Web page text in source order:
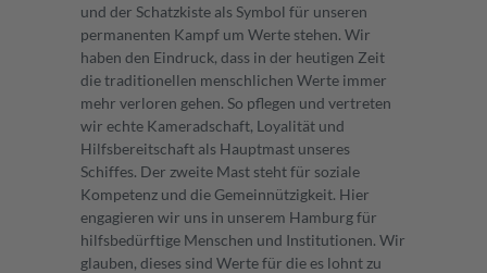
und der Schatzkiste als Symbol für unseren
permanenten Kampf um Werte stehen. Wir
haben den Eindruck, dass in der heutigen Zeit
die traditionellen menschlichen Werte immer
mehr verloren gehen. So pflegen und vertreten
wir echte Kameradschaft, Loyalität und
Hilfsbereitschaft als Hauptmast unseres
Schiffes. Der zweite Mast steht für soziale
Kompetenz und die Gemeinnützigkeit. Hier
engagieren wir uns in unserem Hamburg für
hilfsbedürftige Menschen und Institutionen. Wir
glauben, dieses sind Werte für die es lohnt zu